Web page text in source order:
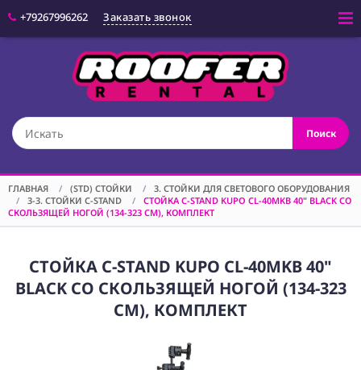
+79267996262 Заказать звонок
Поиск
(OPT) ОПТИКА
ОБОРУДОВАНИЕ
(LGT) СВЕТОВОЕ
ОБОРУДОВАНИЕ
СПЕЦЭФФЕКТЫ
(STD) СТОЙКИ
ГЛАВНАЯ / (STD) СТОЙКИ /
3. СТОЙКИ ДЛЯ СВЕТОВОГО ОБОРУДОВАНИЯ
/
3-3. СТОЙКИ C-STAND /
СТОЙКА C-STAND KUPO CL-40MKB 40" BLACK СО
СКОЛЬЗЯЩЕЙ НОГОЙ (134-323 СМ), КОМПЛЕКТ
СТОЙКА C-STAND KUPO CL-40MKB 40"
BLACK СО СКОЛЬЗЯЩЕЙ НОГОЙ (134-323
СМ), КОМПЛЕКТ